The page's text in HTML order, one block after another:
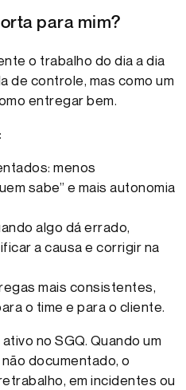
para mim?
o trabalho do dia a dia
de controle, mas como um
entregar bem.
menos
sabe” e mais autonomia
algo dá errado,
a causa e corrigir na
mais consistentes,
o time e para o cliente.
no SGQ. Quando um
documentado, o
em incidentes ou